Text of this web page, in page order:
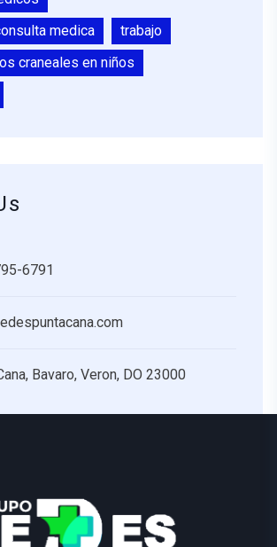
medica
trabajo
craneales en niños
6791
Bavaro, Veron, DO 23000